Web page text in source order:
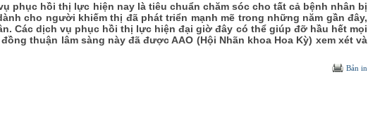
phục hồi thị lực hiện nay là tiêu chuẩn chăm sóc cho tất cả bệnh nhân bị
cho người khiếm thị đã phát triển mạnh mẽ trong những năm gần đây,
Các dịch vụ phục hồi thị lực hiện đại giờ đây có thể giúp đỡ hầu hết mọi
thuận lâm sàng này đã được AAO (Hội Nhãn khoa Hoa Kỳ) xem xét và
Bản in